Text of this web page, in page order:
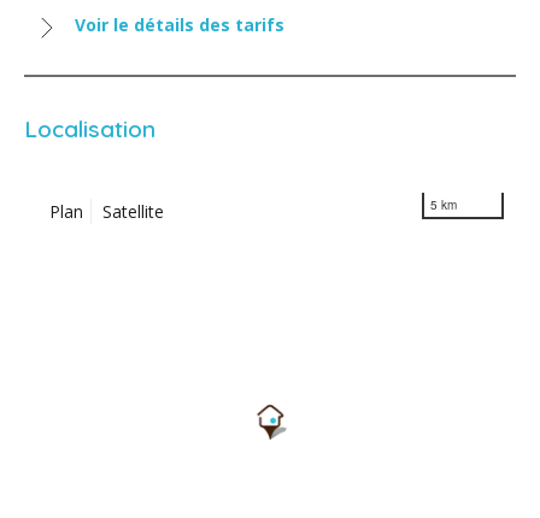
Voir le détails des tarifs
Localisation
Plan Satellite 5 km